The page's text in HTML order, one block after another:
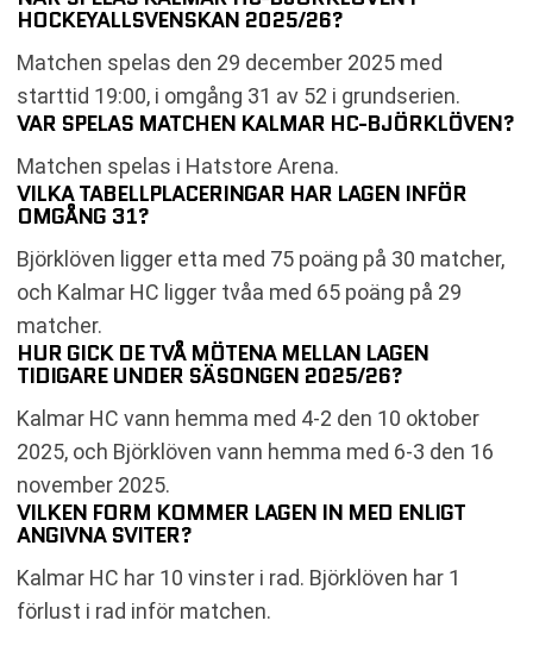
HOCKEYALLSVENSKAN 2025/26?
Matchen spelas den 29 december 2025 med
starttid 19:00, i omgång 31 av 52 i grundserien.
VAR SPELAS MATCHEN KALMAR HC-BJÖRKLÖVEN?
Matchen spelas i Hatstore Arena.
VILKA TABELLPLACERINGAR HAR LAGEN INFÖR
OMGÅNG 31?
Björklöven ligger etta med 75 poäng på 30 matcher,
och Kalmar HC ligger tvåa med 65 poäng på 29
matcher.
HUR GICK DE TVÅ MÖTENA MELLAN LAGEN
TIDIGARE UNDER SÄSONGEN 2025/26?
Kalmar HC vann hemma med 4-2 den 10 oktober
2025, och Björklöven vann hemma med 6-3 den 16
november 2025.
VILKEN FORM KOMMER LAGEN IN MED ENLIGT
ANGIVNA SVITER?
Kalmar HC har 10 vinster i rad. Björklöven har 1
förlust i rad inför matchen.